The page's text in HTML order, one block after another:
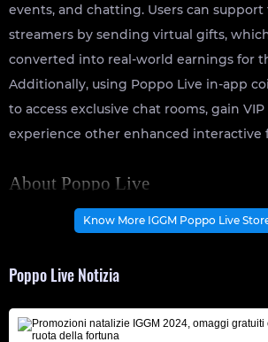
events, and chatting. Users can
streamers by sending virtual gifts,
converted into real-world earnings for
Additionally, using Poppo Live in-app
to access exclusive chat rooms, gain VIP
experience other enhanced interactive
About Poppo Live
Poppo Live is a free, interactive live
streams, chat with hosts, make new
to help users connect with local
Know More IGGM Poppo Live
Poppo Live Notizia